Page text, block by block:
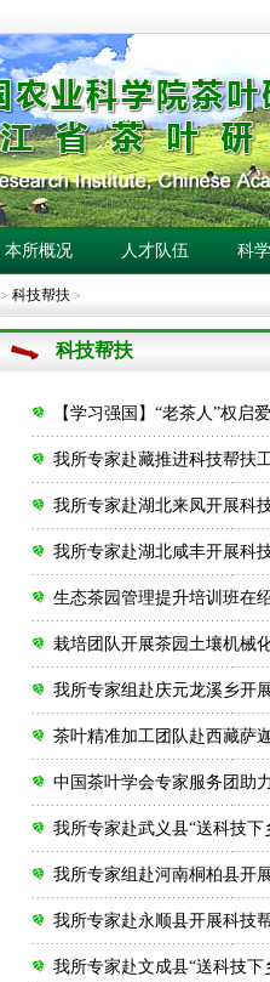
本所概况 人才队伍 科
> 科技帮扶 >
科技帮扶
【学习强国】“老茶人”权启
我所专家赴藏推进科技帮扶
我所专家赴湖北来凤开展科
我所专家赴湖北咸丰开展科
生态茶园管理提升培训班在
栽培团队开展茶园土壤机械
我所专家组赴庆元龙溪乡开
茶叶精准加工团队赴西藏萨
中国茶叶学会专家服务团助
我所专家赴武义县“送科技下
我所专家组赴河南桐柏县开
我所专家赴永顺县开展科技
我所专家赴文成县“送科技下